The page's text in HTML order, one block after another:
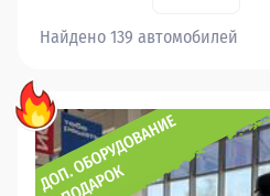
Найдено 139 автомобилей